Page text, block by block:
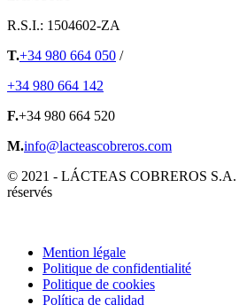
R.S.I.: 1504602-ZA
T.+34 980 664 050 /
+34 980 664 142
F.+34 980 664 520
M.info@lacteascobreros.com
© 2021 - LÁCTEAS COBREROS S.A.
réservés
Mention légale
Politique de confidentialité
Politique de cookies
Política de calidad